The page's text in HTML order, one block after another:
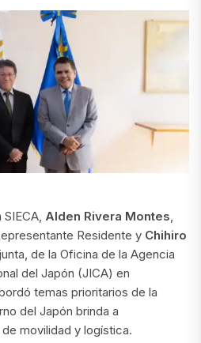
Alden Rivera Montes
Residente y Chihiro
de la Oficina de la Agencia
del Japón (JICA) en
temas prioritarios de la
del Japón brinda a
movilidad y logística.